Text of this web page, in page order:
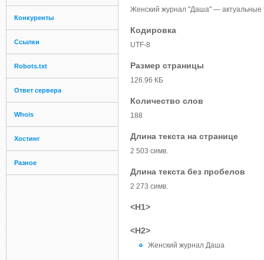
Конкуренты
Ссылки
Robots.txt
Ответ сервера
Whois
Хостинг
Разное
Женский журнал "Даша" —
Кодировка
UTF-8
Размер страницы
126.96 КБ
Количество слов
188
Длина текста на странице
2 503 симв.
Длина текста без пробелов
2 273 симв.
<H1>
<H2>
Женский журнал Даша